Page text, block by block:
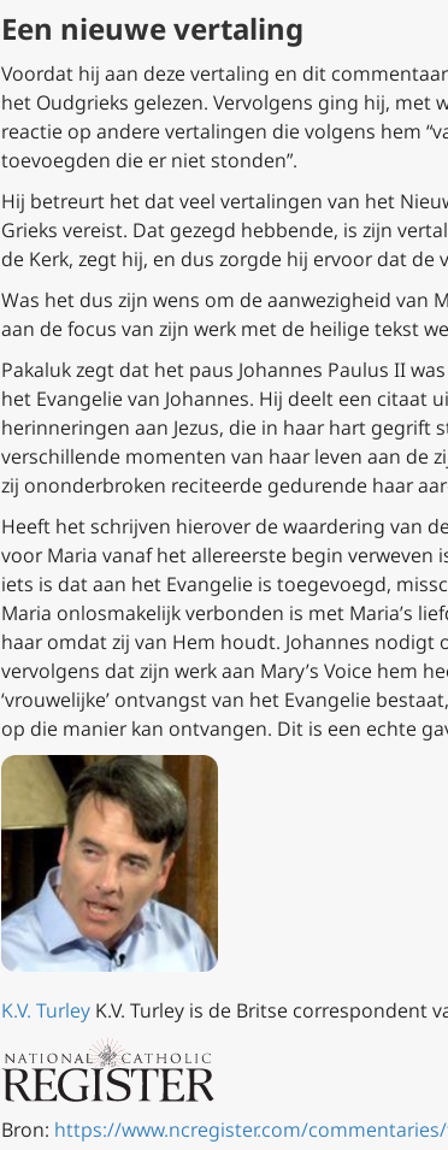
Een nieuwe vertaling
Voordat hij aan deze vertaling en dit
het Oudgrieks gelezen. Vervolgens ging hij, met
reactie op andere vertalingen die volgens hem
toevoegden die er niet stonden”.
Hij betreurt het dat veel vertalingen van het
Grieks vereist. Dat gezegd hebbende, is zijn
de Kerk, zegt hij, en dus zorgde hij ervoor dat
Was het dus zijn wens om de aanwezigheid van
aan de focus van zijn werk met de heilige tekst
Pakaluk zegt dat het paus Johannes Paulus II
het Evangelie van Johannes. Hij deelt een citaat
herinneringen aan Jezus, die in haar hart
verschillende momenten van haar leven aan de
zij ononderbroken reciteerde gedurende haar
Heeft het schrijven hierover de waardering van
voor Maria vanaf het allereerste begin verweven
iets is dat aan het Evangelie is toegevoegd,
Maria onlosmakelijk verbonden is met Maria’s
haar omdat zij van Hem houdt. Johannes nodigt
vervolgens dat zijn werk aan Mary’s Voice hem
‘vrouwelijke’ ontvangst van het Evangelie
op die manier kan ontvangen. Dit is een echte
K.V. Turley K.V. Turley is de Britse correspondent
Bron: https://www.ncregister.com/